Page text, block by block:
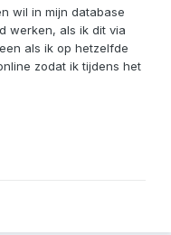
wil in mijn database
werken, als ik dit via
als ik op hetzelfde
zodat ik tijdens het